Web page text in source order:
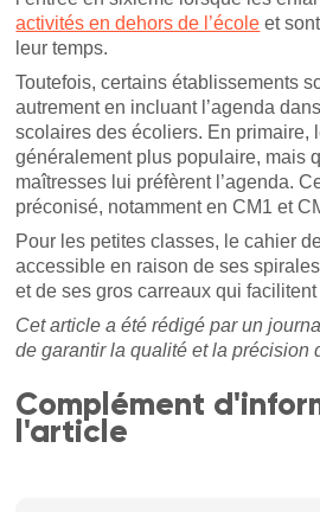
activités en dehors de l’école et
leur temps.
Toutefois, certains établissements
autrement en incluant l’agenda
scolaires des écoliers. En primaire,
généralement plus populaire, mais
maîtresses lui préfèrent l’agenda.
préconisé, notamment en CM1 et
Pour les petites classes, le cahier
accessible en raison de ses
et de ses gros carreaux qui facilitent
Cet article a été rédigé par un
de garantir la qualité et la précision
Complément
l'article